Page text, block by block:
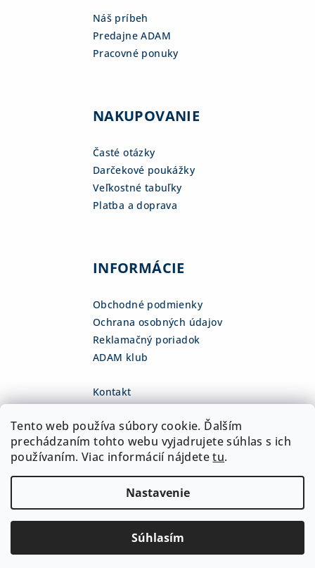
Tento web používa súbory cookie. Ďalším
prechádzaním tohto webu vyjadrujete súhlas s ich
používaním. Viac informácií nájdetetu.
Nastavenie
Súhlasím
Náš príbeh
Predajne ADAM
Pracovné ponuky
NAKUPOVANIE
Časté otázky
Darčekové poukážky
Veľkostné tabuľky
Platba a doprava
INFORMÁCIE
Obchodné podmienky
Ochrana osobných údajov
Reklamačný poriadok
ADAM klub
Kontakt
+421 918 468 475
fb.com/adamshop.sk
adamshop.sk
Vytvoril Shoptet